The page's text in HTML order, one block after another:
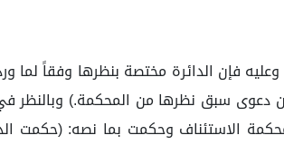
التعويض عن الأضرار الناشئة عن دعوى سبق نظرها من
وحكمت بما نصه: (حكمت